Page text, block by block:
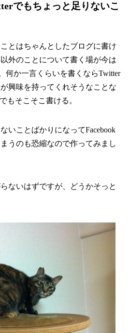
でもちょっと足りないこ
とはちゃんとしたブログに書け
外のことについて書く場が今は
何か一言くらいを書くならTwitter
興味を持ってくれそうなことな
もそこそこ書ける。
いことばかりになってFacebook
うのも恐縮なので作ってみまし
ないはずですが、どうかそっと